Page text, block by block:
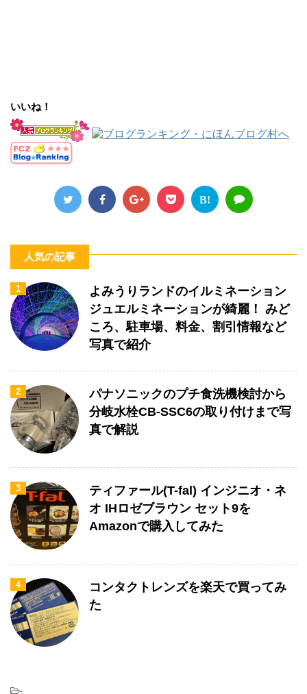
いいね！
B!
人気の記事
1
よみうりランドのイルミネーション
ジュエルミネーションが綺麗！ みど
ころ、駐車場、料金、割引情報など
写真で紹介
2
パナソニックのプチ食洗機検討から
分岐水栓CB-SSC6の取り付けまで写
真で解説
3
ティファール(T-fal) インジニオ・ネ
オ IHロゼブラウン セット9を
Amazonで購入してみた
4
コンタクトレンズを楽天で買ってみ
た
-